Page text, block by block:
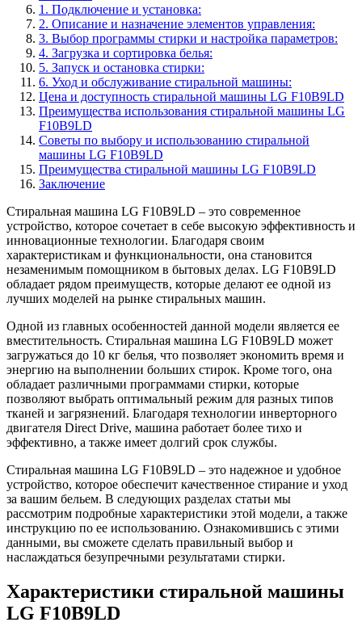
1. Подключение и установка:
2. Описание и назначение элементов управления:
3. Выбор программы стирки и настройка параметров:
4. Загрузка и сортировка белья:
5. Запуск и остановка стирки:
6. Уход и обслуживание стиральной машины:
Цена и доступность стиральной машины LG F10B9LD
Преимущества использования стиральной машины LG
F10B9LD
Советы по выбору и использованию стиральной
машины LG F10B9LD
Преимущества стиральной машины LG F10B9LD
Заключение
Стиральная машина LG F10B9LD – это современное
устройство, которое сочетает в себе высокую эффективность и
инновационные технологии. Благодаря своим
характеристикам и функциональности, она становится
незаменимым помощником в бытовых делах. LG F10B9LD
обладает рядом преимуществ, которые делают ее одной из
лучших моделей на рынке стиральных машин.
Одной из главных особенностей данной модели является ее
вместительность. Стиральная машина LG F10B9LD может
загружаться до 10 кг белья, что позволяет экономить время и
энергию на выполнении больших стирок. Кроме того, она
обладает различными программами стирки, которые
позволяют выбрать оптимальный режим для разных типов
тканей и загрязнений. Благодаря технологии инверторного
двигателя Direct Drive, машина работает более тихо и
эффективно, а также имеет долгий срок службы.
Стиральная машина LG F10B9LD – это надежное и удобное
устройство, которое обеспечит качественное стирание и уход
за вашим бельем. В следующих разделах статьи мы
рассмотрим подробные характеристики этой модели, а также
инструкцию по ее использованию. Ознакомившись с этими
данными, вы сможете сделать правильный выбор и
наслаждаться безупречными результатами стирки.
Характеристики стиральной машины
LG F10B9LD